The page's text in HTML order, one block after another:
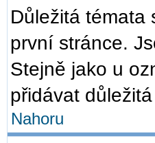
Důležitá témata
první stránce.
Stejně jako u
přidávat
Nahoru